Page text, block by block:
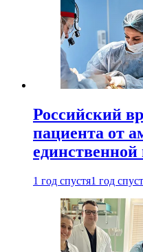
Российский
пациента от
единственной
1 год спустя1 год